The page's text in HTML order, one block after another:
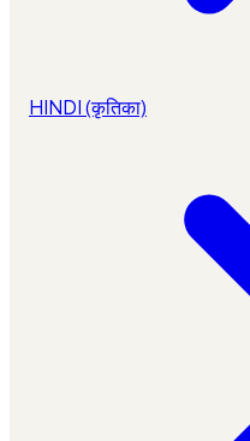
HINDI (कृतिका)